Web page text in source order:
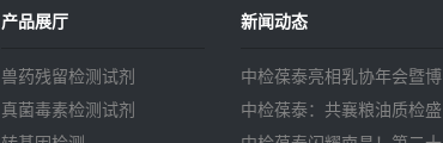
产品展厅
兽药残留检测试剂
真菌毒素检测试剂
新闻动态
中检葆泰亮相乳协年会暨博
览会 科技引领乳业高质量发
中检葆泰：共襄粮油质检盛